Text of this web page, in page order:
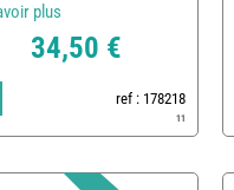
plus
34,50 €
ref : 178218
11